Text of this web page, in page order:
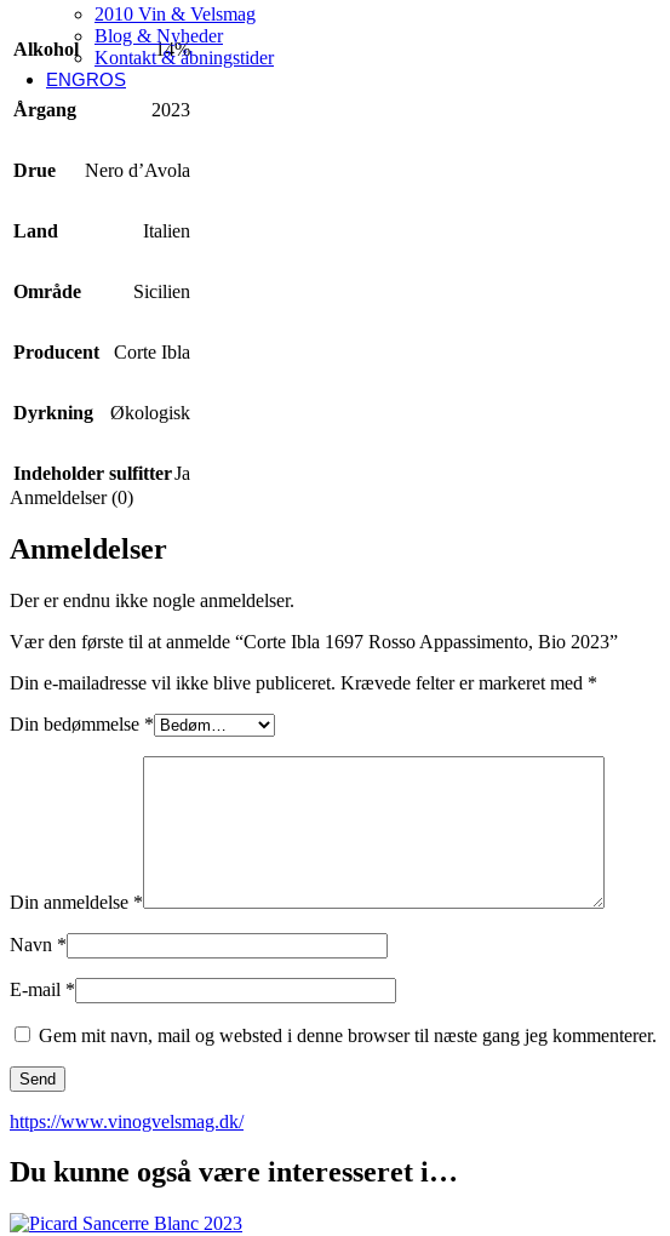
2010 Vin & Velsmag
Blog & Nyheder
Kontakt & åbningstider
ENGROS
Alkohol 14%
Årgang 2023
Drue Nero d’Avola
Land Italien
Område Sicilien
Producent Corte Ibla
Dyrkning Økologisk
Indeholder sulfitterJa
Anmeldelser (0)
Anmeldelser
Der er endnu ikke nogle anmeldelser.
Vær den første til at anmelde “Corte Ibla 1697 Rosso Appassimento, Bio 2023”
Din e-mailadresse vil ikke blive publiceret. Krævede felter er markeret med *
Din bedømmelse *
Din anmeldelse *
Navn *
E-mail *
Gem mit navn, mail og websted i denne browser til næste gang jeg kommenterer.
https://www.vinogvelsmag.dk/
Du kunne også være interesseret i…